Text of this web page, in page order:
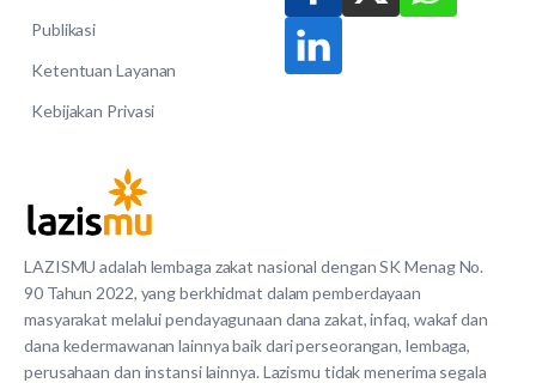
LAZISMU adalah lembaga zakat nasional dengan SK Menag No.
90 Tahun 2022, yang berkhidmat dalam pemberdayaan
masyarakat melalui pendayagunaan dana zakat, infaq, wakaf dan
dana kedermawanan lainnya baik dari perseorangan, lembaga,
perusahaan dan instansi lainnya. Lazismu tidak menerima segala
Publikasi
Ketentuan Layanan
Kebijakan Privasi